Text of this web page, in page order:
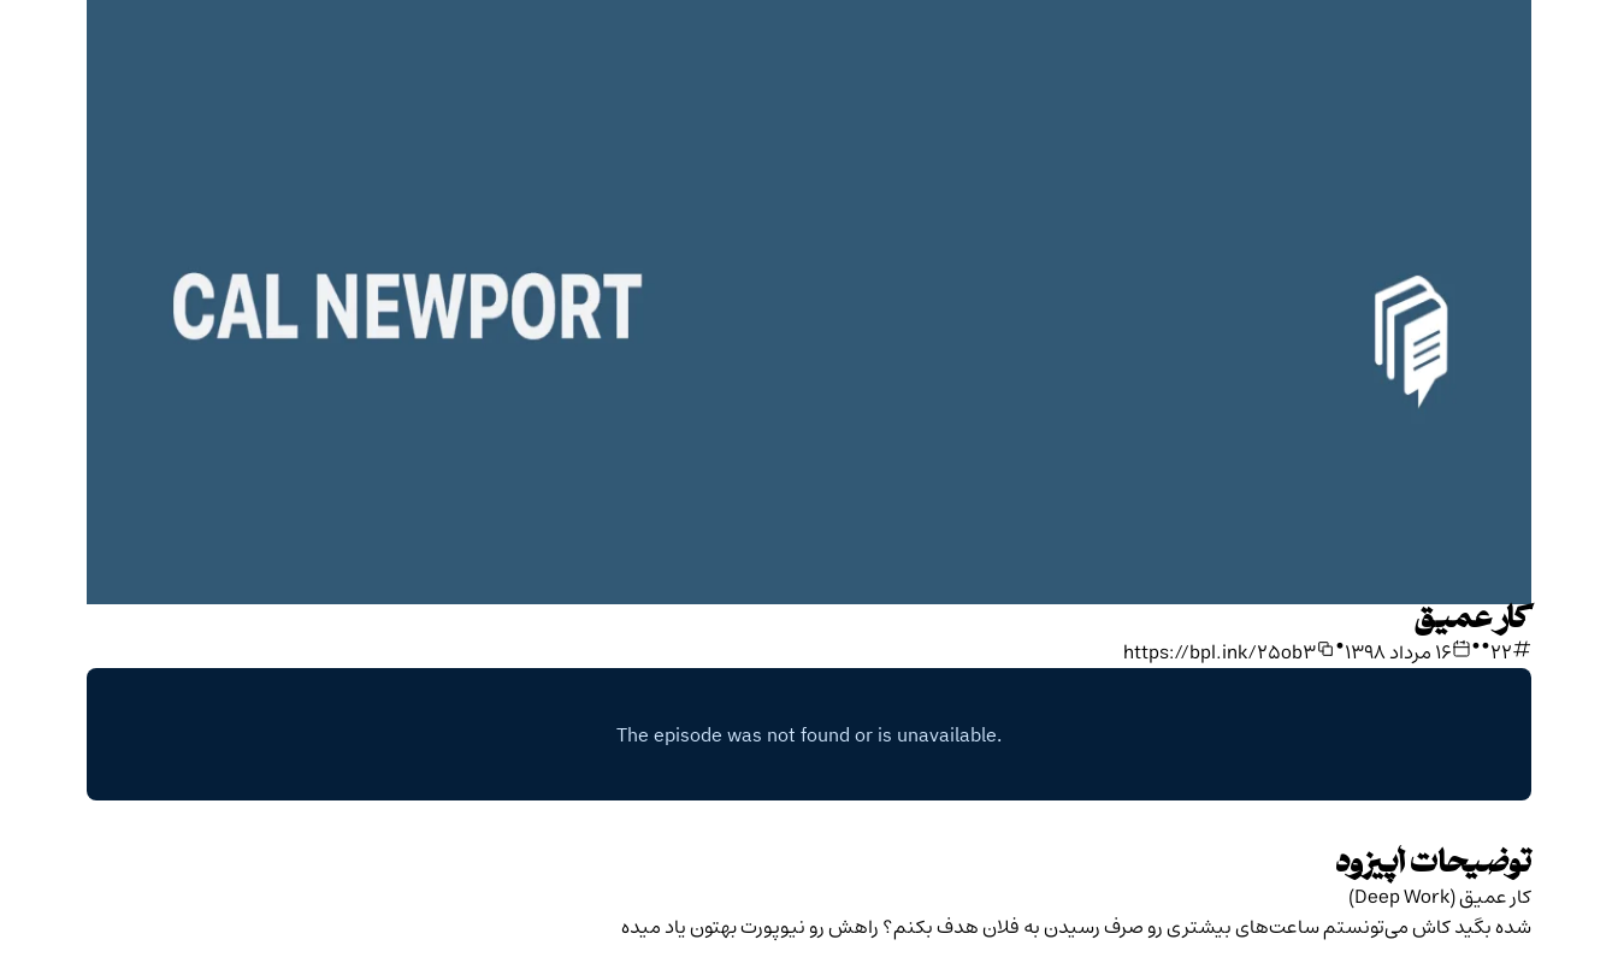
کار عمیق
۲۲•
• ۱۶ مرداد ۱۳۹۸ •
https://bpl.ink/25ob3
توضیحات اپیزود
کار عمیق (Deep Work)
شده بگید کاش می‌تونستم ساعت‌های بیشتری رو صرف رسیدن به فلان هدف بکنم؟ راهش رو نیوپورت بهتون یاد میده